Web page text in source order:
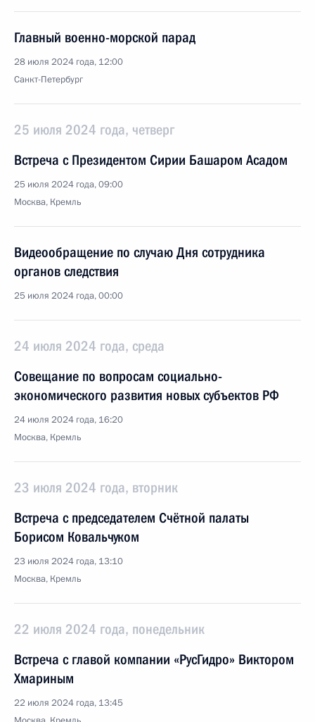
Главный военно-морской парад
28 июля 2024 года, 12:00
Санкт-Петербург
25 июля 2024 года, четверг
Встреча с Президентом Сирии Башаром Асадом
25 июля 2024 года, 09:00
Москва, Кремль
Видеообращение по случаю Дня сотрудника
органов следствия
25 июля 2024 года, 00:00
24 июля 2024 года, среда
Совещание по вопросам социально-
экономического развития новых субъектов РФ
24 июля 2024 года, 16:20
Москва, Кремль
23 июля 2024 года, вторник
Встреча с председателем Счётной палаты
Борисом Ковальчуком
23 июля 2024 года, 13:10
Москва, Кремль
22 июля 2024 года, понедельник
Встреча с главой компании «РусГидро» Виктором
Хмариным
22 июля 2024 года, 13:45